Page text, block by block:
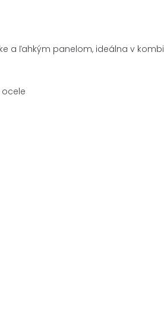
ľahkým panelom, ideálna v